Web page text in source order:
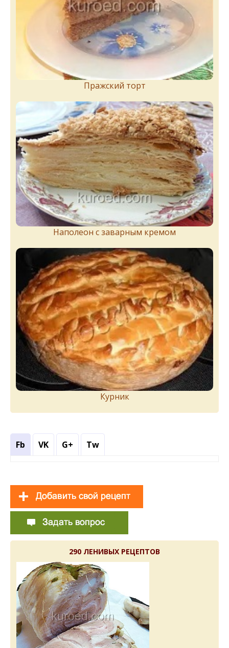
Пражский торт
Наполеон с заварным кремом
Курник
Fb VK G+ Tw
290 ЛЕНИВЫХ РЕЦЕПТОВ